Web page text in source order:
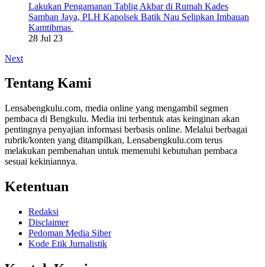
Lakukan Pengamanan Tablig Akbar di Rumah Kades
Samban Jaya, PLH Kapolsek Batik Nau Selipkan Imbauan
Kamtibmas
28 Jul 23
Next
Tentang Kami
Lensabengkulu.com, media online yang mengambil segmen
pembaca di Bengkulu. Media ini terbentuk atas keinginan akan
pentingnya penyajian informasi berbasis online. Melalui berbagai
rubrik/konten yang ditampilkan, Lensabengkulu.com terus
melakukan pembenahan untuk memenuhi kebutuhan pembaca
sesuai kekiniannya.
Ketentuan
Redaksi
Disclaimer
Pedoman Media Siber
Kode Etik Jurnalistik